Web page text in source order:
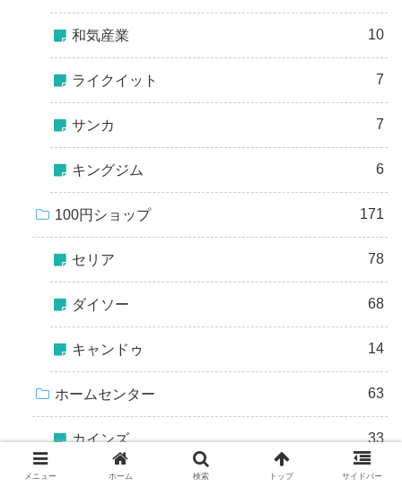
和気産業 10
ライクイット 7
サンカ 7
キングジム 6
100円ショップ 171
セリア 78
ダイソー 68
キャンドゥ 14
ホームセンター 63
カインズ 33
コメリ
メニュー ホーム 検索 トップ サイドバー